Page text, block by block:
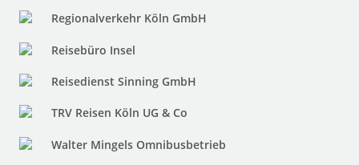
Regionalverkehr Köln GmbH
Reisebüro Insel
Reisedienst Sinning GmbH
TRV Reisen Köln UG & Co
Walter Mingels Omnibusbetrieb